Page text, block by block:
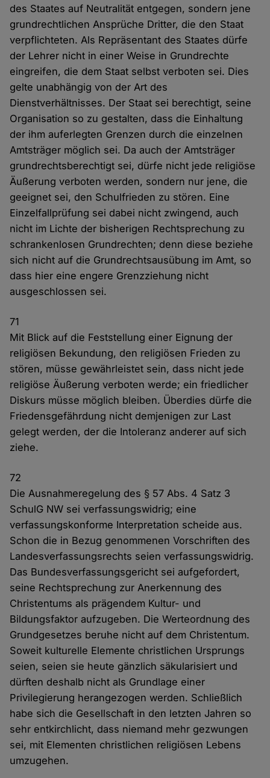
des Staates auf Neutralität entgegen, sondern jene
grundrechtlichen Ansprüche Dritter, die den Staat
verpflichteten. Als Repräsentant des Staates dürfe
der Lehrer nicht in einer Weise in Grundrechte
eingreifen, die dem Staat selbst verboten sei. Dies
gelte unabhängig von der Art des
Dienstverhältnisses. Der Staat sei berechtigt, seine
Organisation so zu gestalten, dass die Einhaltung
der ihm auferlegten Grenzen durch die einzelnen
Amtsträger möglich sei. Da auch der Amtsträger
grundrechtsberechtigt sei, dürfe nicht jede religiöse
Äußerung verboten werden, sondern nur jene, die
geeignet sei, den Schulfrieden zu stören. Eine
Einzelfallprüfung sei dabei nicht zwingend, auch
nicht im Lichte der bisherigen Rechtsprechung zu
schrankenlosen Grundrechten; denn diese beziehe
sich nicht auf die Grundrechtsausübung im Amt, so
dass hier eine engere Grenzziehung nicht
ausgeschlossen sei.
71
Mit Blick auf die Feststellung einer Eignung der
religiösen Bekundung, den religiösen Frieden zu
stören, müsse gewährleistet sein, dass nicht jede
religiöse Äußerung verboten werde; ein friedlicher
Diskurs müsse möglich bleiben. Überdies dürfe die
Friedensgefährdung nicht demjenigen zur Last
gelegt werden, der die Intoleranz anderer auf sich
ziehe.
72
Die Ausnahmeregelung des § 57 Abs. 4 Satz 3
SchulG NW sei verfassungswidrig; eine
verfassungskonforme Interpretation scheide aus.
Schon die in Bezug genommenen Vorschriften des
Landesverfassungsrechts seien verfassungswidrig.
Das Bundesverfassungsgericht sei aufgefordert,
seine Rechtsprechung zur Anerkennung des
Christentums als prägendem Kultur- und
Bildungsfaktor aufzugeben. Die Werteordnung des
Grundgesetzes beruhe nicht auf dem Christentum.
Soweit kulturelle Elemente christlichen Ursprungs
seien, seien sie heute gänzlich säkularisiert und
dürften deshalb nicht als Grundlage einer
Privilegierung herangezogen werden. Schließlich
habe sich die Gesellschaft in den letzten Jahren so
sehr entkirchlicht, dass niemand mehr gezwungen
sei, mit Elementen christlichen religiösen Lebens
umzugehen.